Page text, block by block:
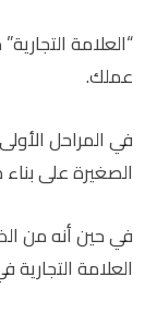
“العلامة
عملك.
في المراحل
الصغيرة على
في حين أنه من
العلامة التجارية